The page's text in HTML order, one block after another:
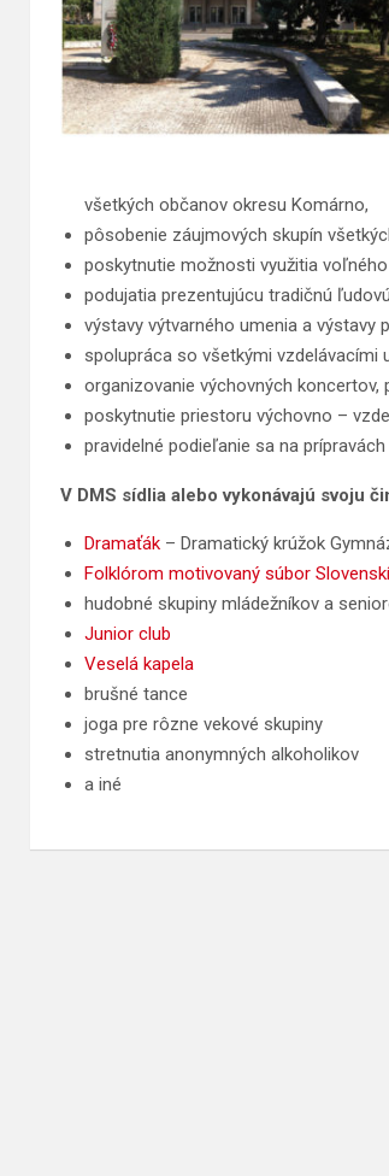
všetkých občanov okresu Komárno,
pôsobenie záujmových skupín
poskytnutie možnosti využitia
podujatia prezentujúcu tradičnú
výstavy výtvarného umenia a výstavy
spolupráca so všetkými vzdelávacími
organizovanie výchovných
poskytnutie priestoru výchovno –
pravidelné podieľanie sa na
V DMS sídlia alebo vykonávajú svoju
Dramaťák – Dramatický krúžok
Folklórom motivovaný súbor
hudobné skupiny mládežníkov a
Junior club
Veselá kapela
brušné tance
joga pre rôzne vekové skupiny
stretnutia anonymných alkoholikov
a iné